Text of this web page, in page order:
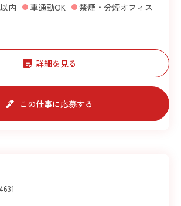
内
車通勤OK
禁煙・分煙オフィス
詳細を見る
この仕事に応募する